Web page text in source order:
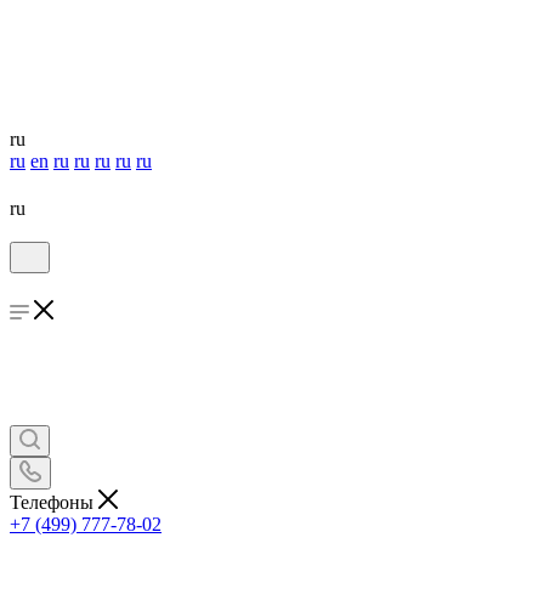
ru
ru en ru ru ru ru ru
ru
Телефоны
+7 (499) 777-78-02